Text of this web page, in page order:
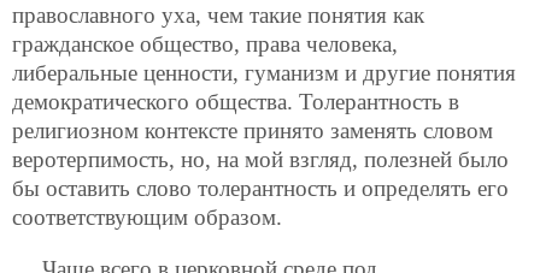
православного уха, чем такие понятия как
гражданское общество, права человека,
либеральные ценности, гуманизм и другие понятия
демократического общества. Толерантность в
религиозном контексте принято заменять словом
веротерпимость, но, на мой взгляд, полезней было
бы оставить слово толерантность и определять его
соответствующим образом.